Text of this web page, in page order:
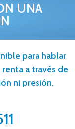
UNA
para hablar
a través de
ni presión.